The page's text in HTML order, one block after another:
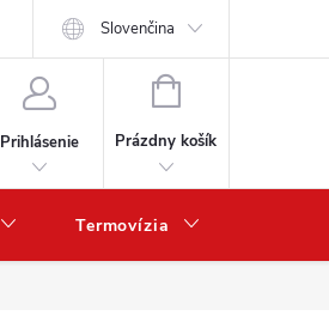
Slovenčina
Prihlásenie
NÁKUPNÝ
Prázdny košík
Termovízia